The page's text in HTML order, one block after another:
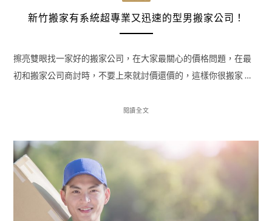
新竹搬家有系統超專業又迅速的型男搬家公司！
擦亮雙眼找一家好的搬家公司，在大家最關心的價格問題，在最
初和搬家公司商討時，不要上來就討價還價的，這樣你很搬家 …
閱讀全文